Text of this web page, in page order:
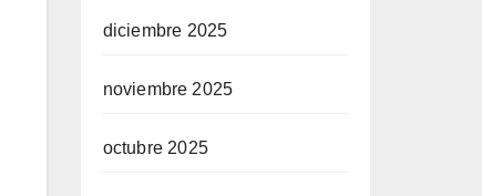
diciembre 2025
noviembre 2025
octubre 2025